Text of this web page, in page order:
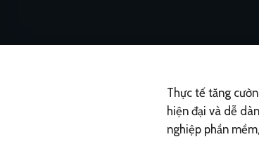
Thực tế tăng
hiện đại và dễ
nghiệp phần